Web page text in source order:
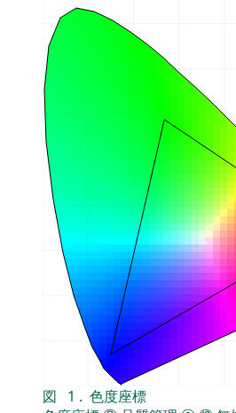
図 1 . 色度座標